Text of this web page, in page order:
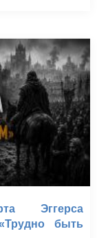
Эггерса
быть